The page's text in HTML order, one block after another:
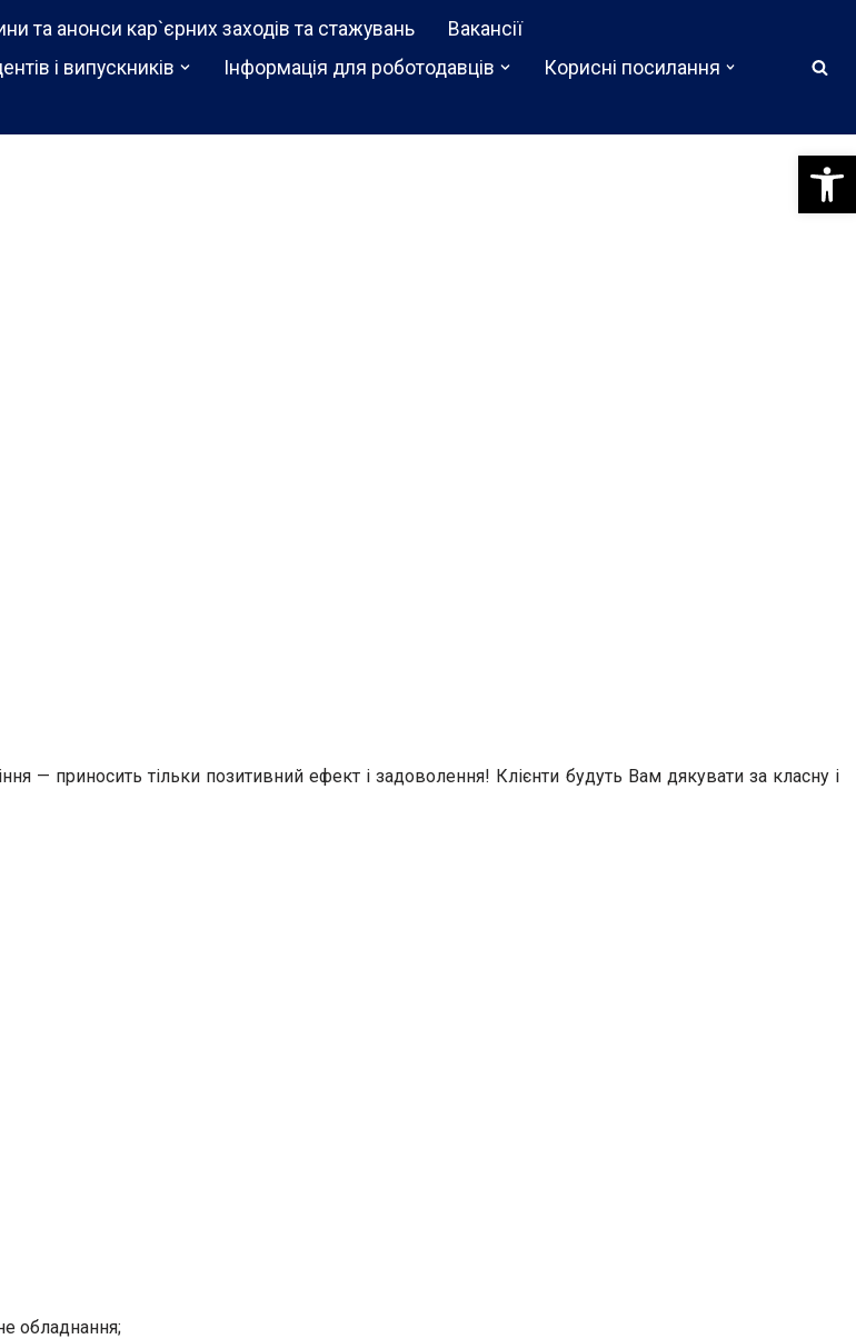
та анонси кар`єрних заходів та стажувань
Вакансії
і випускників
Інформація для роботодавців
Корисні посилання
— приносить тільки позитивний ефект і задоволення! Клієнти будуть Вам дякувати за класну і
обладнання;